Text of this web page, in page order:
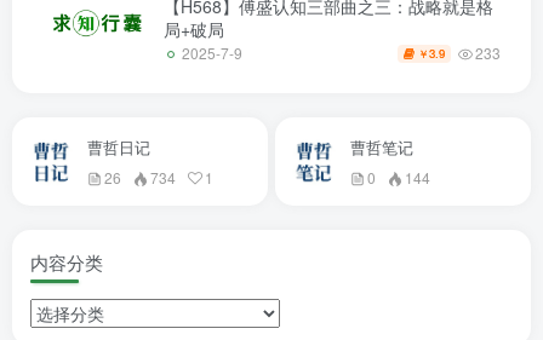
【H568】傅盛认知三部曲之三：战略就是格
局+破局
2025-7-9 ￥3.9 233
曹哲日记
26 734 1
曹哲笔记
0 144
内容分类